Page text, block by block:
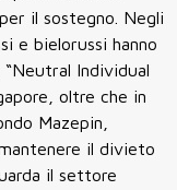
il sostegno. Negli
e bielorussi hanno
Individual
oltre che in
Mazepin,
il divieto
il settore